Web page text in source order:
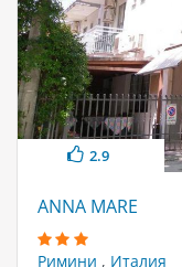
2.9
ANNA MARE
Римини , Италия